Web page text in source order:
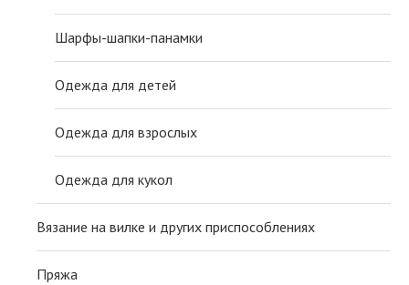
Шарфы-шапки-панамки
Одежда для детей
Одежда для взрослых
Одежда для кукол
Вязание на вилке и других приспособлениях
Пряжа